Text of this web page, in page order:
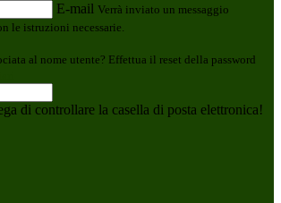
E-mail Verrà inviato un messaggio
le istruzioni necessarie.
al nome utente? Effettua il reset della password
di controllare la casella di posta elettronica!